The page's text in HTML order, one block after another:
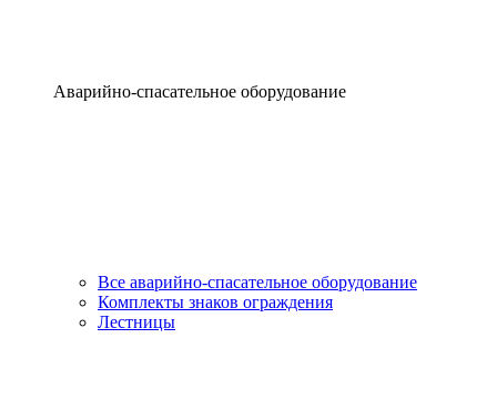
Аварийно-спасательное оборудование
Все аварийно-спасательное оборудование
Комплекты знаков ограждения
Лестницы